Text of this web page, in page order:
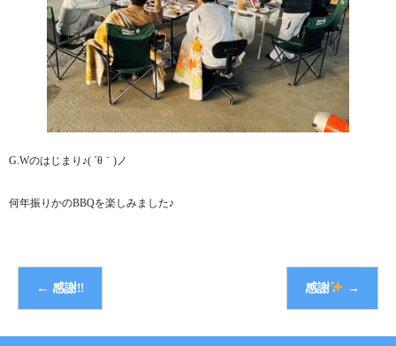
G.Wのはじまり♪( ´θ｀)ノ
何年振りかのBBQを楽しみました♪
← 感謝‼︎ 感謝 →